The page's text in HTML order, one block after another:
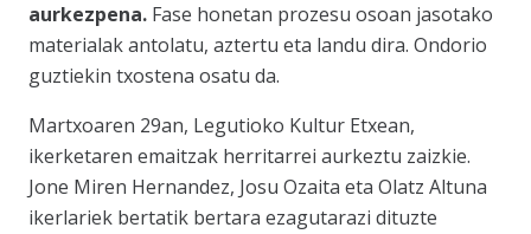
aurkezpena. Fase honetan prozesu osoan jasotako
materialak antolatu, aztertu eta landu dira. Ondorio
guztiekin txostena osatu da.
Martxoaren 29an, Legutioko Kultur Etxean,
ikerketaren emaitzak herritarrei aurkeztu zaizkie.
Jone Miren Hernandez, Josu Ozaita eta Olatz Altuna
ikerlariek bertatik bertara ezagutarazi dituzte